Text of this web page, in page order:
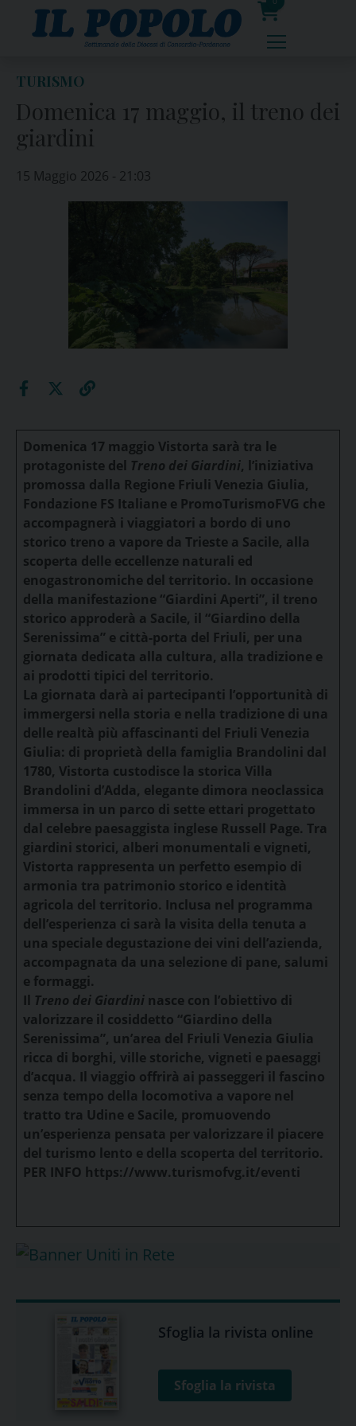
0
prodotti
TURISMO
Domenica 17 maggio, il treno dei
giardini
15 Maggio 2026 - 21:03
Domenica 17 maggio Vistorta sarà tra le
protagoniste del Treno dei Giardini, l’iniziativa
promossa dalla Regione Friuli Venezia Giulia,
Fondazione FS Italiane e PromoTurismoFVG che
accompagnerà i viaggiatori a bordo di uno
storico treno a vapore da Trieste a Sacile, alla
scoperta delle eccellenze naturali ed
enogastronomiche del territorio. In occasione
della manifestazione “Giardini Aperti”, il treno
storico approderà a Sacile, il “Giardino della
Serenissima” e città-porta del Friuli, per una
giornata dedicata alla cultura, alla tradizione e
ai prodotti tipici del territorio.
La giornata darà ai partecipanti l’opportunità di
immergersi nella storia e nella tradizione di una
delle realtà più affascinanti del Friuli Venezia
Giulia: di proprietà della famiglia Brandolini dal
1780, Vistorta custodisce la storica Villa
Brandolini d’Adda, elegante dimora neoclassica
immersa in un parco di sette ettari progettato
dal celebre paesaggista inglese Russell Page. Tra
giardini storici, alberi monumentali e vigneti,
Vistorta rappresenta un perfetto esempio di
armonia tra patrimonio storico e identità
agricola del territorio. Inclusa nel programma
dell’esperienza ci sarà la visita della tenuta a
una speciale degustazione dei vini dell’azienda,
accompagnata da una selezione di pane, salumi
e formaggi.
Il Treno dei Giardini nasce con l’obiettivo di
valorizzare il cosiddetto “Giardino della
Serenissima”, un’area del Friuli Venezia Giulia
ricca di borghi, ville storiche, vigneti e paesaggi
d’acqua. Il viaggio offrirà ai passeggeri il fascino
senza tempo della locomotiva a vapore nel
tratto tra Udine e Sacile, promuovendo
un’esperienza pensata per valorizzare il piacere
del turismo lento e della scoperta del territorio.
PER INFO https://www.turismofvg.it/eventi
Sfoglia la rivista online
Sfoglia la rivista